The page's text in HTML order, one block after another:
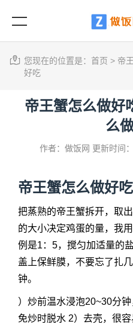
您现在的位置是： 首页 > 帝
好吃
帝王蟹怎么做好
么
作者：做饭网 更新时间
帝王蟹怎么做好吃
把蒸熟的帝王蟹拆开，取
的大小决定鸡蛋的量，我
例是1：5，搅匀加适量的
盖上保鲜膜，不要忘了扎
钟。
）炒前温水浸泡20~30分
免炒时脱水 2）去壳，很容